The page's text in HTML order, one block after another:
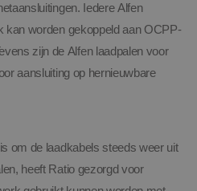
Iedere Alfen
kan worden gekoppeld aan OCPP-
zijn de Alfen laadpalen voor
aansluiting op hernieuwbare
om de laadkabels steeds weer uit
heeft Ratio gezorgd voor